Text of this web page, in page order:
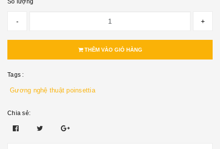
Số lượng
- +
THÊM VÀO GIỎ HÀNG
Tags :
Gương nghệ thuật poinsettia
Chia sẻ: